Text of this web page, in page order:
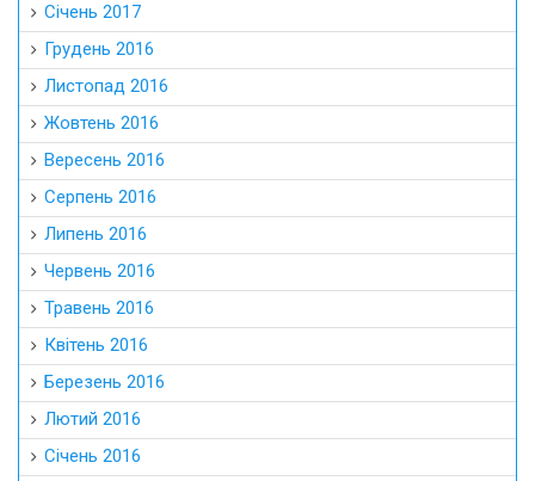
Січень 2017
Грудень 2016
Листопад 2016
Жовтень 2016
Вересень 2016
Серпень 2016
Липень 2016
Червень 2016
Травень 2016
Квітень 2016
Березень 2016
Лютий 2016
Січень 2016